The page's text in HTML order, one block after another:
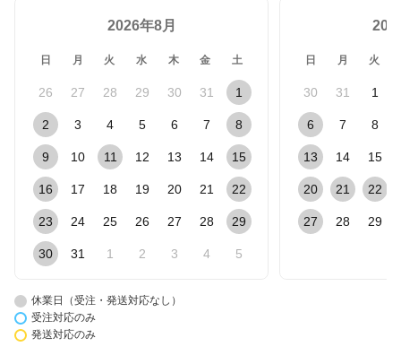
2026年8月
日 月 火 水 木 金 土
26 27 28 29 30 31 1
2 3 4 5 6 7 8
9 10 11 12 13 14 15
16 17 18 19 20 21 22
23 24 25 26 27 28 29
30 31 1 2 3 4 5
日 月 火
30 31 1
6 7 8
13 14 15
20 21 22
27 28 29
休業日（受注・発送対応なし）
受注対応のみ
発送対応のみ